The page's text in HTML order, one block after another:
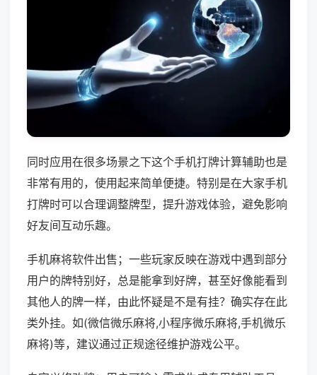
同时应用在很多场景之下这个手机打牌计算辅助也是
非常有用的，使用起来简单便捷。特别是在大家手机
打牌时可以合理调整牌型，提升游戏体验，避免影响
好友间互动乐趣。
手机麻将软件出售；一些玩家反映在游戏中遇到部分
用户的牌特别好，总是能拿到好牌，甚至好像能看到
其他人的牌一样，由此怀疑是不是有挂？确实存在此
类外挂。如(微信微乐麻将,小程序微乐麻将,手机微乐
麻将)等，建议通过正规途径维护游戏公平。